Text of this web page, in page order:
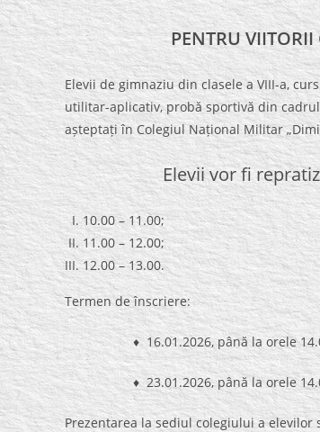
PENTRU
Elevii de gimnaziu din clasele a VIII-a,
utilitar-aplicativ, probă sportivă din
așteptați în Colegiul Național Militar
Elevii vor fi
10.00 – 11.00;
11.00 – 12.00;
12.00 – 13.00.
Termen de înscriere:
♦ 16.01.2026, până la orele 14.00,
♦ 23.01.2026, până la orele 14.00,
Prezentarea la sediul colegiului a